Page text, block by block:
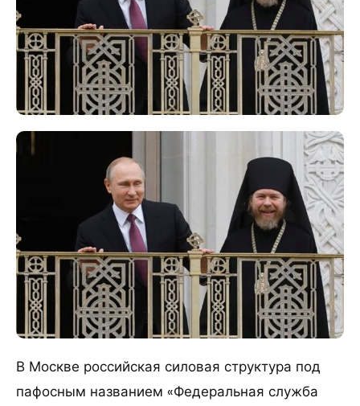
В Москве российская силовая структура под
пафосным названием «Федеральная служба